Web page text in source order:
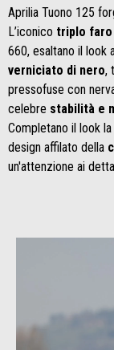
Aprilia Tuono 125
L’iconico triplo
660, esaltano il look
verniciato di nero,
pressofuse con
celebre stabilità e
Completano il look la
design affilato della
un'attenzione ai